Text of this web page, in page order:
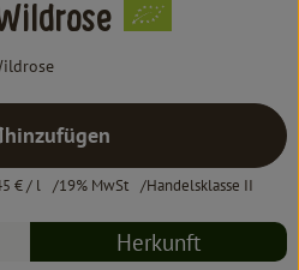
hinzufügen
Produkt zum Warenkorb
€/ l 19% MwSt Handelsklasse II
Herkunft